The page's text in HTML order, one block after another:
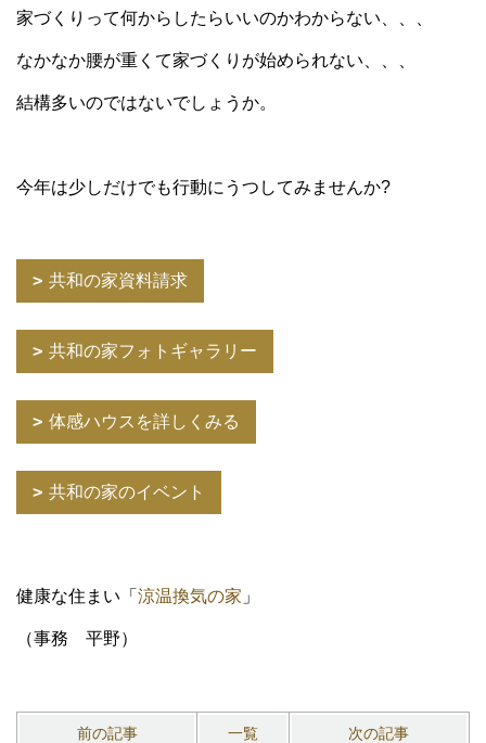
家づくりって何からしたらいいのかわからない、、、
なかなか腰が重くて家づくりが始められない、、、
結構多いのではないでしょうか。
今年は少しだけでも行動にうつしてみませんか?
共和の家資料請求
共和の家フォトギャラリー
体感ハウスを詳しくみる
共和の家のイベント
健康な住まい「 涼温換気の家 」
（事務 平野）
前の記事 一覧 次の記事